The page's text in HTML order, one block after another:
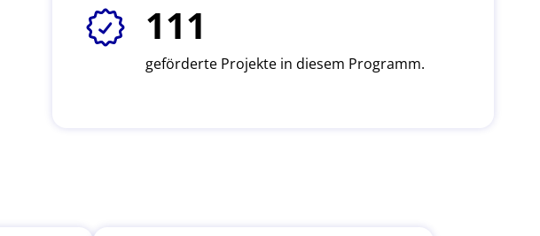
111
geförderte Projekte in diesem Programm.